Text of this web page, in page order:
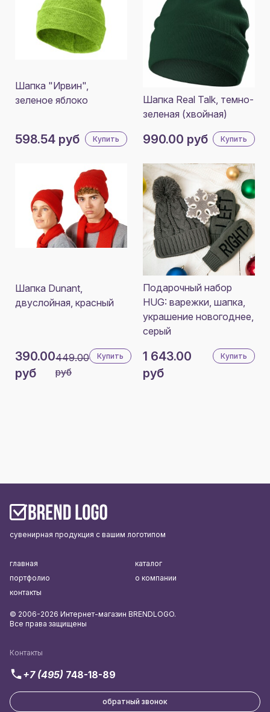
Шапка "Ирвин",
зеленое яблоко
598.54 руб Купить
Шапка Real Talk, темно-
зеленая (хвойная)
990.00 руб Купить
Шапка Dunant,
двуслойная, красный
390.00
руб
449.00
руб
Купить
Подарочный набор
HUG: варежки, шапка,
украшение новогоднее,
серый
1 643.00
руб
Купить
сувенирная продукция с вашим логотипом
Контакты
+7 (495) 748-18-89
обратный звонок
главная
каталог
портфолио
о компании
контакты
© 2006-2026 Интернет-магазин BRENDLOGO.
Все права защищены